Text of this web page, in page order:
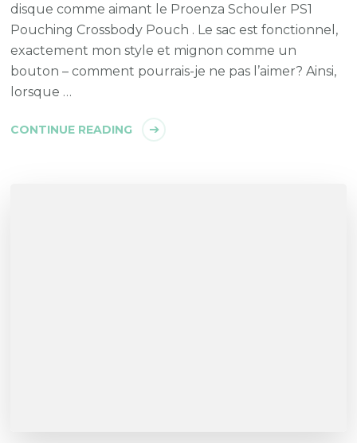
disque comme aimant le Proenza Schouler PS1
Pouching Crossbody Pouch . Le sac est fonctionnel,
exactement mon style et mignon comme un
bouton – comment pourrais-je ne pas l’aimer? Ainsi,
lorsque …
CONTINUE READING